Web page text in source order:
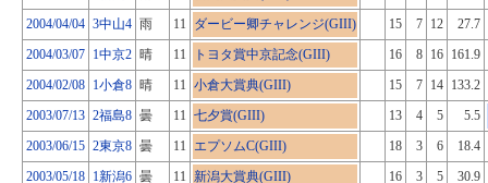
2004/04/04 3中山4 雨 11 ダービー卿チャレンジ(GIII) 15 7 12
27.7
2004/03/07 1中京2 晴 11 トヨタ賞中京記念(GIII) 16 8 16 161.9
2004/02/08 1小倉8 晴 11 小倉大賞典(GIII) 15 7 14 133.2
2003/07/13 2福島8 曇 11 七夕賞(GIII) 13 4 5
5.5
2003/06/15 2東京8 曇 11 エプソムC(GIII) 18 3 6
18.4
2003/05/18 1新潟6 曇 11 新潟大賞典(GIII) 16 3 5 30.9